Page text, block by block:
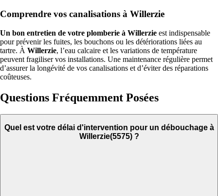
Comprendre vos canalisations à Willerzie
Un bon entretien de votre plomberie à Willerzie est indispensable
pour prévenir les fuites, les bouchons ou les détériorations liées au
tartre. À Willerzie, l’eau calcaire et les variations de température
peuvent fragiliser vos installations. Une maintenance régulière permet
d’assurer la longévité de vos canalisations et d’éviter des réparations
coûteuses.
Questions Fréquemment Posées
Quel est votre délai d'intervention pour un débouchage à
Willerzie(5575) ?